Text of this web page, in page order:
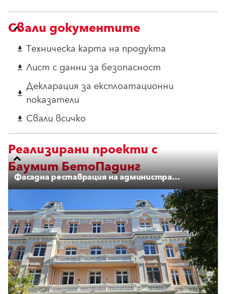
Свали документите
download Техническа карта на продукта
download Лист с данни за безопасност
download Декларация за експлоатационни
показатели
download Свали всичко
Реализирани проекти с
Баумит БетоПадинг
Фасадна реставрация на административна сграда